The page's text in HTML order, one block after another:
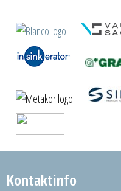
Kontaktinfo